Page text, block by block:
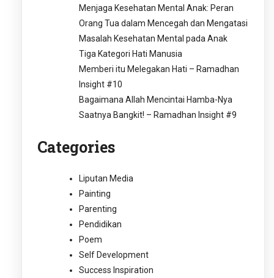
Menjaga Kesehatan Mental Anak: Peran
Orang Tua dalam Mencegah dan Mengatasi
Masalah Kesehatan Mental pada Anak
Tiga Kategori Hati Manusia
Memberi itu Melegakan Hati – Ramadhan
Insight #10
Bagaimana Allah Mencintai Hamba-Nya
Saatnya Bangkit! – Ramadhan Insight #9
Categories
Liputan Media
Painting
Parenting
Pendidikan
Poem
Self Development
Success Inspiration